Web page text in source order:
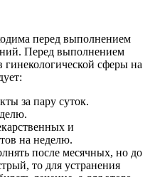
перед выполнением
Перед выполнением
гинекологической сферы на
за пару суток.
и
на неделю.
после месячных, но до
то для устранения